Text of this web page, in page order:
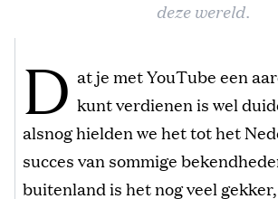
deze wereld.
D at je met YouTube een
kunt verdienen is wel
alsnog hielden we het tot het
succes van sommige
buitenland is het nog veel